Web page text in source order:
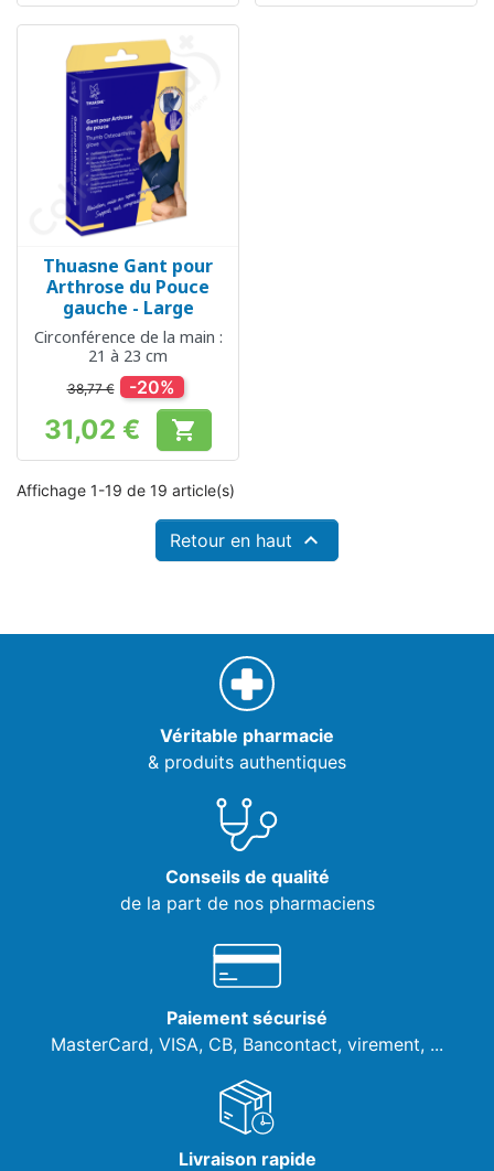
Thuasne Gant pour
Arthrose du Pouce
gauche - Large
Circonférence de la main :
21 à 23 cm
38,77 € -20%
Prix
31,02 € 
Affichage 1-19 de 19 article(s)
Retour en haut 
Véritable pharmacie
& produits authentiques
Conseils de qualité
de la part de nos pharmaciens
Paiement sécurisé
MasterCard, VISA, CB, Bancontact, virement, ...
Livraison rapide